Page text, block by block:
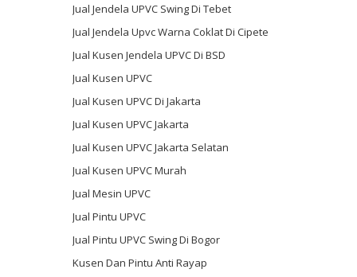
Jual Jendela UPVC Swing Di Tebet
Jual Jendela Upvc Warna Coklat Di Cipete
Jual Kusen Jendela UPVC Di BSD
Jual Kusen UPVC
Jual Kusen UPVC Di Jakarta
Jual Kusen UPVC Jakarta
Jual Kusen UPVC Jakarta Selatan
Jual Kusen UPVC Murah
Jual Mesin UPVC
Jual Pintu UPVC
Jual Pintu UPVC Swing Di Bogor
Kusen Dan Pintu Anti Rayap